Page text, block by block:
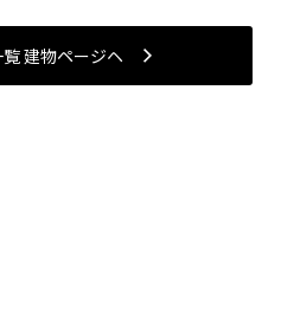
建物ページヘ